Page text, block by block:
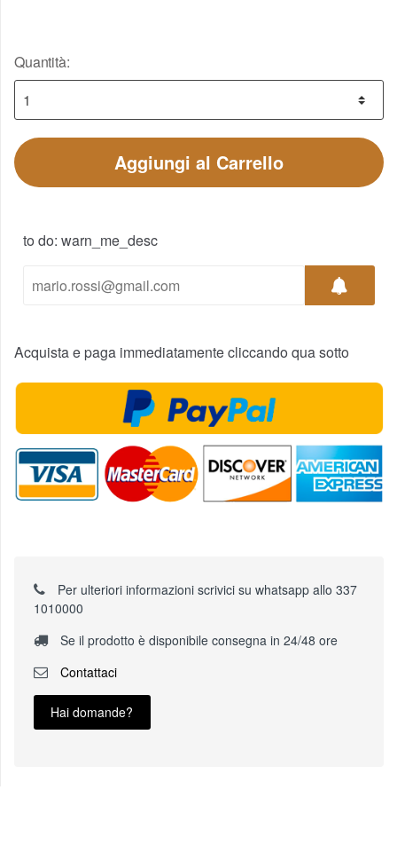
Quantità:
Aggiungi al Carrello
to do: warn_me_desc
Acquista e paga immediatamente cliccando qua sotto
Per ulteriori informazioni scrivici su whatsapp allo 337
1010000
Se il prodotto è disponibile consegna in 24/48 ore
Contattaci
Hai domande?